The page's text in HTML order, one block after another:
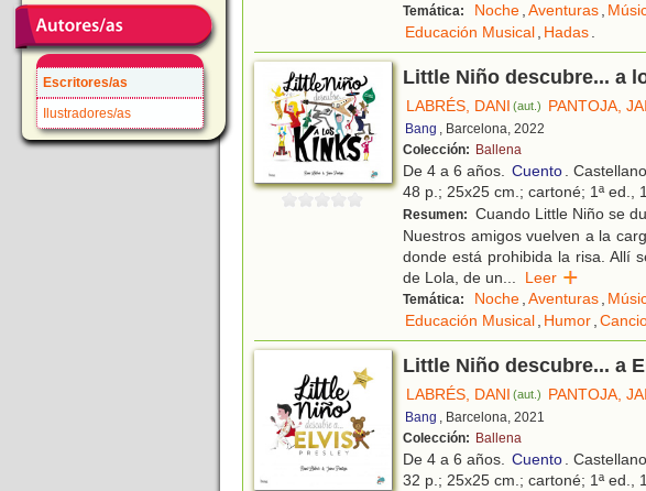
Escritores/as
Ilustradores/as
Temática: Noche,Aventuras,
Educación Musical, Hadas.
Little Niño descubre... a
LABRÉS, DANI (aut.) PANTOJA,
Bang , Barcelona, 2022
Colección: Ballena
De 4 a 6 años. Cuento.
48 p.; 25x25 cm.; cartoné; 1ª ed.,
Resumen: Cuando Little Niño se
Nuestros amigos vuelven a la
donde está prohibida la risa. Allí
de Lola, de un... Leer
Temática: Noche,Aventuras,
Educación Musical, Humor,
Little Niño descubre... a
LABRÉS, DANI (aut.) PANTOJA,
Bang , Barcelona, 2021
Colección: Ballena
De 4 a 6 años. Cuento.
32 p.; 25x25 cm.; cartoné; 1ª ed.,